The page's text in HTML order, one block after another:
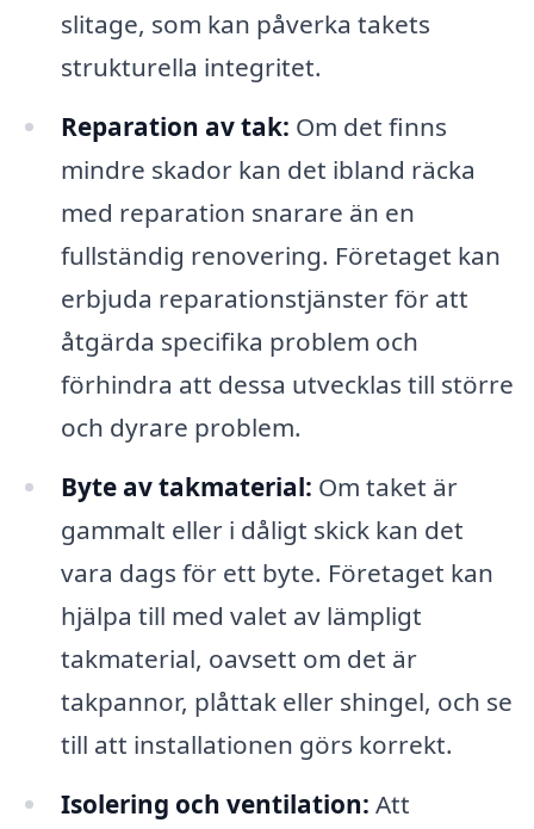
slitage, som kan påverka takets
strukturella integritet.
Reparation av tak: Om det finns
mindre skador kan det ibland räcka
med reparation snarare än en
fullständig renovering. Företaget kan
erbjuda reparationstjänster för att
åtgärda specifika problem och
förhindra att dessa utvecklas till större
och dyrare problem.
Byte av takmaterial: Om taket är
gammalt eller i dåligt skick kan det
vara dags för ett byte. Företaget kan
hjälpa till med valet av lämpligt
takmaterial, oavsett om det är
takpannor, plåttak eller shingel, och se
till att installationen görs korrekt.
Isolering och ventilation: Att